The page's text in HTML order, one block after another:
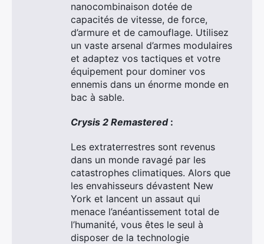
nanocombinaison dotée de
capacités de vitesse, de force,
d’armure et de camouflage. Utilisez
un vaste arsenal d’armes modulaires
et adaptez vos tactiques et votre
équipement pour dominer vos
ennemis dans un énorme monde en
bac à sable.
Crysis 2 Remastered:
Les extraterrestres sont revenus
dans un monde ravagé par les
catastrophes climatiques. Alors que
les envahisseurs dévastent New
York et lancent un assaut qui
menace l’anéantissement total de
l’humanité, vous êtes le seul à
disposer de la technologie